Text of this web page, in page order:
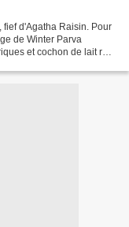
fief d'Agatha Raisin. Pour
de Winter Parva
et cochon de lait rôti.